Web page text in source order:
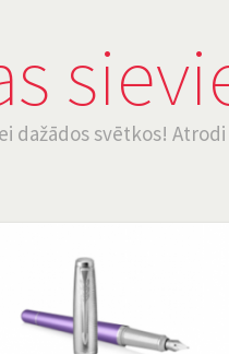
dažādos svētkos!